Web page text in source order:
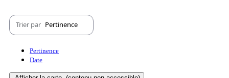
Trier par Pertinence
Pertinence
Date